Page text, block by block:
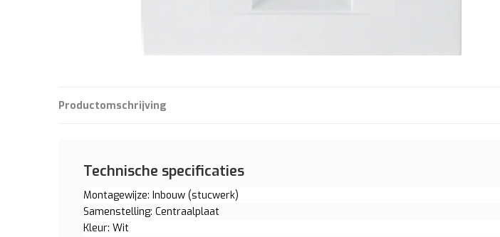
Productomschrijving
Technische specificaties
Montagewijze: Inbouw (stucwerk)
Samenstelling: Centraalplaat
Kleur: Wit